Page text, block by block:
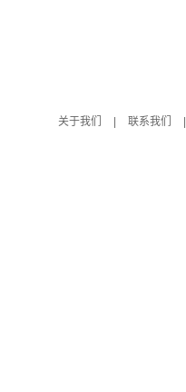
关于我们
联系我们